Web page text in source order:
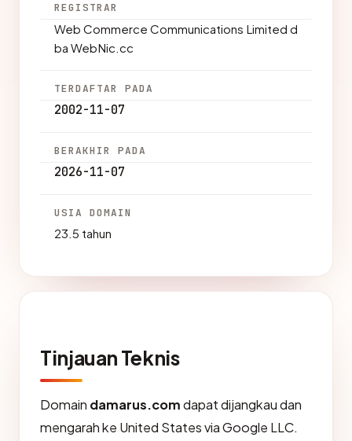
REGISTRAR
Web Commerce Communications Limited d
ba WebNic.cc
TERDAFTAR PADA
2002-11-07
BERAKHIR PADA
2026-11-07
USIA DOMAIN
23.5 tahun
Tinjauan Teknis
Domain damarus.comdapat dijangkau dan
mengarah ke United States via Google LLC.